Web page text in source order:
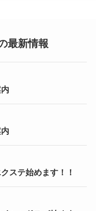
最新情報
ステ始めます！！